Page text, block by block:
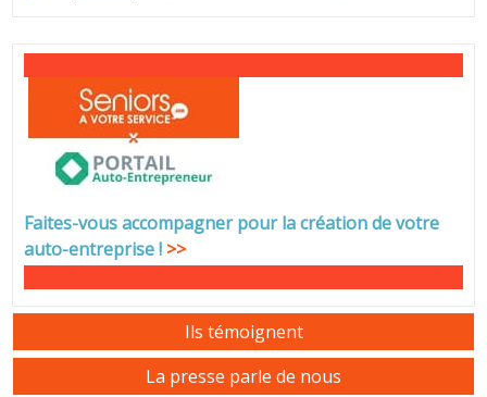
Faites-vous accompagner pour la création de votre
auto-entreprise! >>
Ils témoignent
La presse parle de nous